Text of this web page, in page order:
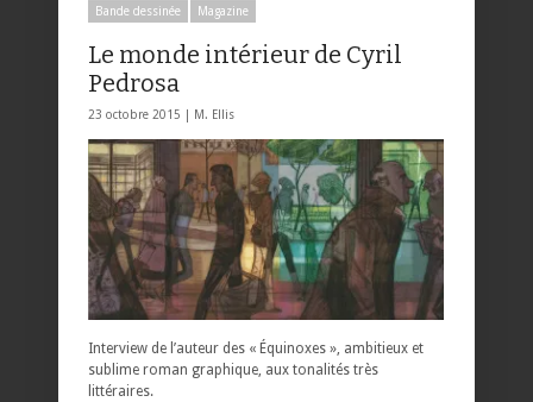
Bande dessinée Magazine
Le monde intérieur de Cyril
Pedrosa
23 octobre 2015 | M. Ellis
Interview de l’auteur des « Équinoxes », ambitieux et
sublime roman graphique, aux tonalités très
littéraires.